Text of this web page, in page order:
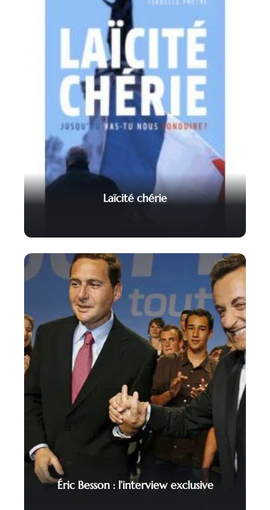
Laïcité chérie
Éric Besson : l’interview exclusive